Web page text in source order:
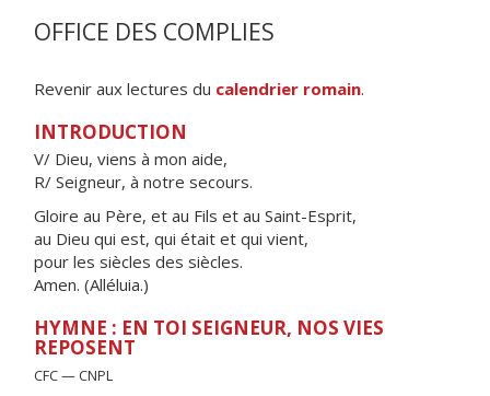
OFFICE DES COMPLIES
Revenir aux lectures du calendrier romain.
INTRODUCTION
V/ Dieu, viens à mon aide,
R/ Seigneur, à notre secours.
Gloire au Père, et au Fils et au Saint-Esprit,
au Dieu qui est, qui était et qui vient,
pour les siècles des siècles.
Amen. (Alléluia.)
HYMNE : EN TOI SEIGNEUR, NOS VIES
REPOSENT
CFC — CNPL